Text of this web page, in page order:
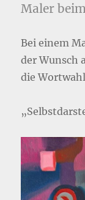
Maler
Bei einem
der Wunsch
die